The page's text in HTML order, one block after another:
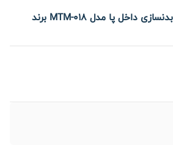
مشخصات فنی دستگاه بدنسازی داخل پا مدل MTM-018 برند